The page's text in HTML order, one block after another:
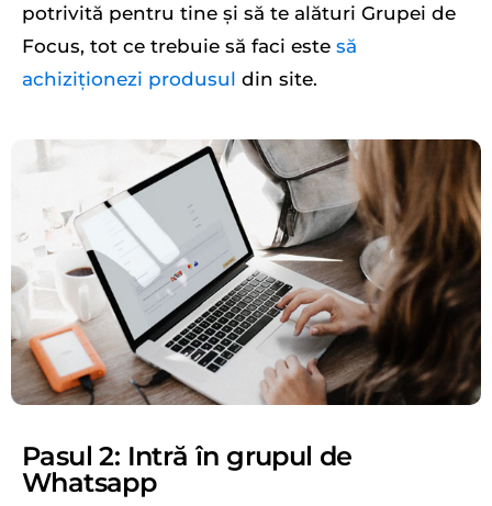
potrivită pentru tine și să te alături Grupei de
Focus, tot ce trebuie să faci este să
achiziționezi produsul din site.
Pasul 2: Intră în grupul de
Whatsapp